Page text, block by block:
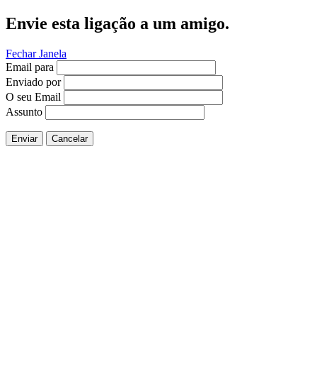
Envie esta ligação a um amigo.
Fechar Janela
Email para
Enviado por
O seu Email
Assunto
Enviar Cancelar